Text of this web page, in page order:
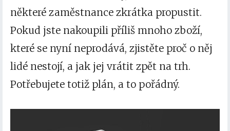
některé zaměstnance zkrátka propustit.
Pokud jste nakoupili příliš mnoho zboží,
které se nyní neprodává, zjistěte proč o něj
lidé nestojí, a jak jej vrátit zpět na trh.
Potřebujete totiž plán, a to pořádný.